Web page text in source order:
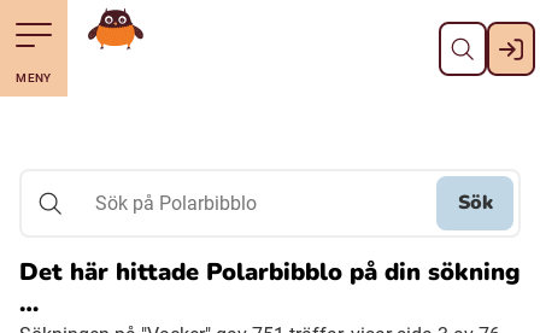
Till navigering av sidans innehåll
Hoppa till sidans huvudinnehåll Stäng
MENY
Gå till startsidan
Sök på Polarbibblo
Sök
Det här hittade Polarbibblo på din sökning
…